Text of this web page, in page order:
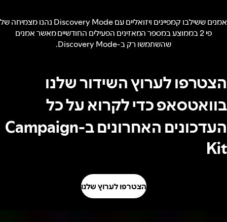
אמנים ששילבו קמפיינים ויזואליים עם Discovery Mode נהנו מצמיחה של
פי 2 בממוצע במספר המאזינים הפעילים החודשיים מאשר אמנים
שהשתמשו רק ב-Discovery Mode.
הצטרפו לערוץ השידור שלנו
בוואטסאפ כדי לקרוא על כל
העדכונים האחרונים ב-Campaign
Kit
הצטרפו לערוץ שלנו